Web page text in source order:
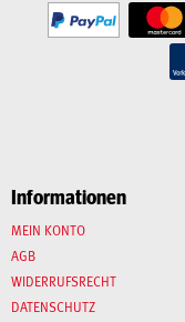
Informationen
MEIN KONTO
AGB
WIDERRUFSRECHT
DATENSCHUTZ